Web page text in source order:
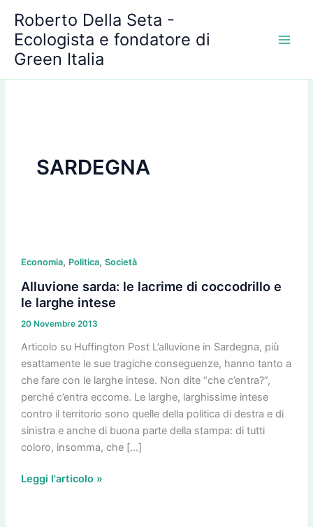
contenuto
Roberto Della Seta -
Ecologista e fondatore di
Green Italia
SARDEGNA
Economia, Politica, Società
Alluvione sarda: le lacrime di coccodrillo e
le larghe intese
20 Novembre 2013
Articolo su Huffington Post L’alluvione in Sardegna, più
esattamente le sue tragiche conseguenze, hanno tanto a
che fare con le larghe intese. Non dite “che c’entra?”,
perché c’entra eccome. Le larghe, larghissime intese
contro il territorio sono quelle della politica di destra e di
sinistra e anche di buona parte della stampa: di tutti
coloro, insomma, che […]
sarda:
le
lacrime
coccodrillo
e
le
larghe
intese
Leggi l'articolo »
r
c
h